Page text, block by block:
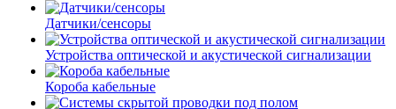
Датчики/сенсоры
Устройства оптической и акустической сигнализации
Короба кабельные